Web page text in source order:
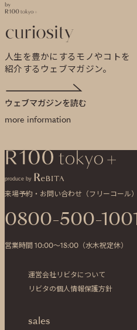
人生を豊かにするモノやコトを
紹介するウェブマガジン。
ウェブマガジンを読む
more information
produce by
来場予約・お問い合わせ（フリーコール）
0800-500-1001
営業時間 10:00〜18:00（水木祝定休）
運営会社リビタについて
リビタの個人情報保護方針
sales